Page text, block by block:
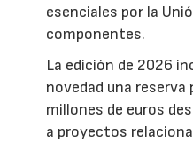
esenciales por la
componentes.
La edición de 2026
novedad una reserva
millones de euros
a proyectos